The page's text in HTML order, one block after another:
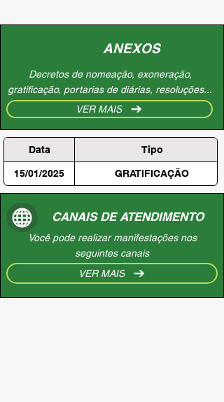
ANEXOS
Decretos de nomeação, exoneração,
gratificação, portarias de diárias, resoluções...
VER MAIS
Data Tipo
15/01/2025 GRATIFICAÇÃO
CANAIS DE ATENDIMENTO
Você pode realizar manifestações nos
seguintes canais
VER MAIS